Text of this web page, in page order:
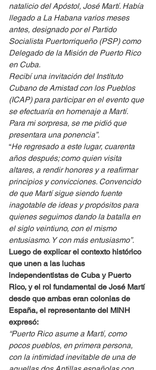
natalicio del Apóstol, José Martí. Había
llegado a La Habana varios meses
antes, designado por el Partido
Socialista Puertorriqueño (PSP) como
Delegado de la Misión de Puerto Rico
en Cuba.
Recibí una invitación del Instituto
Cubano de Amistad con los Pueblos
(ICAP) para participar en el evento que
se efectuaría en homenaje a Martí.
Para mi sorpresa, se me pidió que
presentara una ponencia”.
“He regresado a este lugar, cuarenta
años después; como quien visita
altares, a rendir honores y a reafirmar
principios y convicciones. Convencido
de que Martí sigue siendo fuente
inagotable de ideas y propósitos para
quienes seguimos dando la batalla en
el siglo veintiuno, con el mismo
entusiasmo. Y con más entusiasmo”.
Luego de explicar el contexto histórico
que unen a las luchas
independentistas de Cuba y Puerto
Rico, y el rol fundamental de José Martí
desde que ambas eran colonias de
España, el representante del MINH
expresó:
“Puerto Rico asume a Martí, como
pocos pueblos, en primera persona,
con la intimidad inevitable de una de